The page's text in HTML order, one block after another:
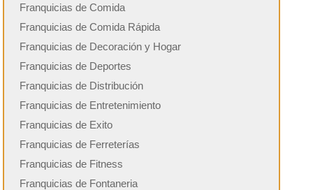
Franquicias de Comida
Franquicias de Comida Rápida
Franquicias de Decoración y Hogar
Franquicias de Deportes
Franquicias de Distribución
Franquicias de Entretenimiento
Franquicias de Exito
Franquicias de Ferreterías
Franquicias de Fitness
Franquicias de Fontaneria